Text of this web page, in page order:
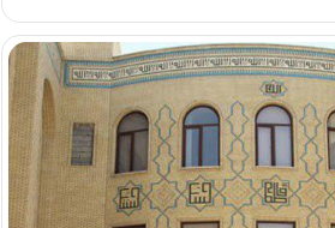
اولیه
آزمون
کارشناسی
ارشد
۹۷
از
ساعت
۱۶
امروز